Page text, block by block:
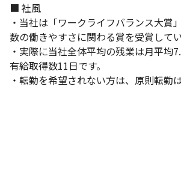
■ 社風
・当社は「ワークライフバランス大賞
数の働きやすさに関わる賞を受賞してい
・実際に当社全体平均の残業は月平均
有給取得数11日です。
・転勤を希望されない方は、原則転勤